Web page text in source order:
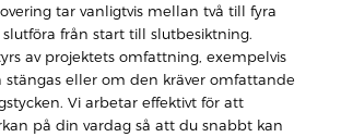
tar vanligtvis mellan två till fyra
från start till slutbesiktning.
av projektets omfattning, exempelvis
stängas eller om den kräver omfattande
Vi arbetar effektivt för att
på din vardag så att du snabbt kan